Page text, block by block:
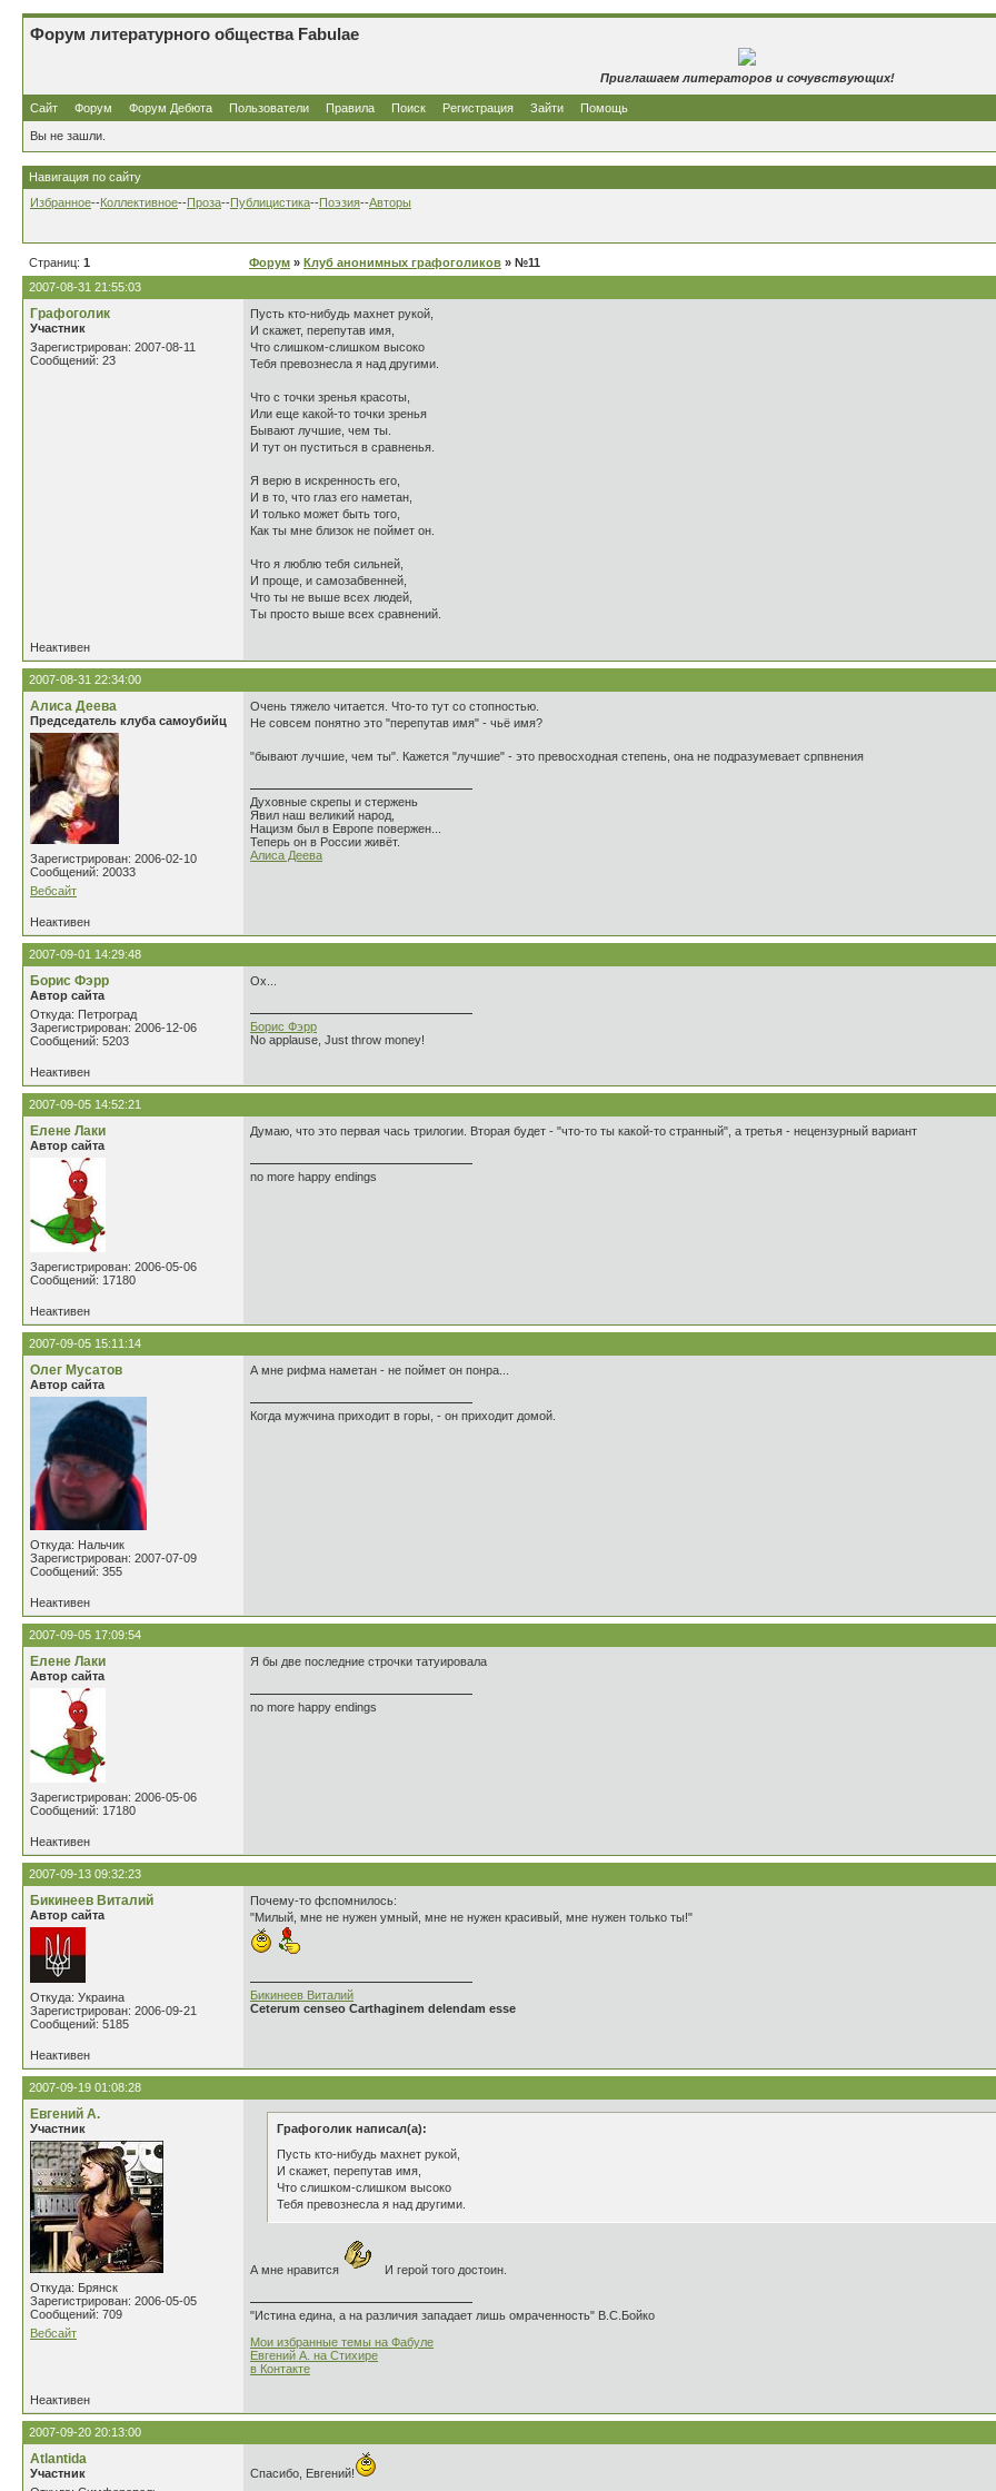
Форум литературного общества Fabulae
Приглашаем литераторов и сочувствующих!
Сайт Форум Форум Дебюта Пользователи Правила Поиск Регистрация Зайти Помощь
Вы не зашли.
Навигация по сайту
Избранное--Коллективное--Проза--Публицистика--Поэзия--Авторы
Страниц: 1 Форум » Клуб анонимных графоголиков » №11
2007-08-31 21:55:03
Графоголик
Участник
Зарегистрирован: 2007-08-11
Сообщений: 23
Пусть кто-нибудь махнет рукой,
И скажет, перепутав имя,
Что слишком-слишком высоко
Тебя превознесла я над другими.
Что с точки зренья красоты,
Или еще какой-то точки зренья
Бывают лучшие, чем ты.
И тут он пуститься в сравненья.
Я верю в искренность его,
И в то, что глаз его наметан,
И только может быть того,
Как ты мне близок не поймет он.
Что я люблю тебя сильней,
И проще, и самозабвенней,
Что ты не выше всех людей,
Ты просто выше всех сравнений.
Неактивен
2007-08-31 22:34:00
Алиса Деева
Председатель клуба самоубийц
Зарегистрирован: 2006-02-10
Сообщений: 20033
Вебсайт
Очень тяжело читается. Что-то тут со стопностью.
Не совсем понятно это "перепутав имя" - чьё имя?
"бывают лучшие, чем ты". Кажется "лучшие" - это превосходная степень, она не подразумевает српвнения
Духовные скрепы и стержень
Явил наш великий народ,
Нацизм был в Европе повержен...
Теперь он в России живёт.
Алиса Деева
Неактивен
2007-09-01 14:29:48
Борис Фэрр
Автор сайта
Откуда: Петроград
Зарегистрирован: 2006-12-06
Сообщений: 5203
Ох...
Борис Фэрр
No applause, Just throw money!
Неактивен
2007-09-05 14:52:21
Елене Лаки
Автор сайта
Зарегистрирован: 2006-05-06
Сообщений: 17180
Думаю, что это первая чась трилогии. Вторая будет - "что-то ты какой-то странный", а третья - нецензурный вариант
no more happy endings
Неактивен
2007-09-05 15:11:14
Олег Мусатов
Автор сайта
Откуда: Нальчик
Зарегистрирован: 2007-07-09
Сообщений: 355
А мне рифма наметан - не поймет он понра...
Когда мужчина приходит в горы, - он приходит домой.
Неактивен
2007-09-05 17:09:54
Елене Лаки
Автор сайта
Зарегистрирован: 2006-05-06
Сообщений: 17180
Я бы две последние строчки татуировала
no more happy endings
Неактивен
2007-09-13 09:32:23
Бикинеев Виталий
Автор сайта
Откуда: Украина
Зарегистрирован: 2006-09-21
Сообщений: 5185
Почему-то фспомнилось:
"Милый, мне не нужен умный, мне не нужен красивый, мне нужен только ты!"
Бикинеев Виталий
Ceterum censeo Carthaginem delendam esse
Неактивен
2007-09-19 01:08:28
Евгений А.
Участник
Откуда: Брянск
Зарегистрирован: 2006-05-05
Сообщений: 709
Вебсайт
Графоголик написал(а):
Пусть кто-нибудь махнет рукой,
И скажет, перепутав имя,
Что слишком-слишком высоко
Тебя превознесла я над другими.
А мне нравится И герой того достоин.
"Истина едина, а на различия западает лишь омраченность" В.С.Бойко
Мои избранные темы на Фабуле
Евгений А. на Стихире
в Контакте
Неактивен
2007-09-20 20:13:00
Atlantida
Участник
Спасибо, Евгений!